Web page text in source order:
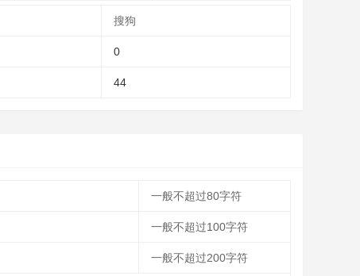
搜狗
0
44
一般不超过80字符
一般不超过100字符
一般不超过200字符